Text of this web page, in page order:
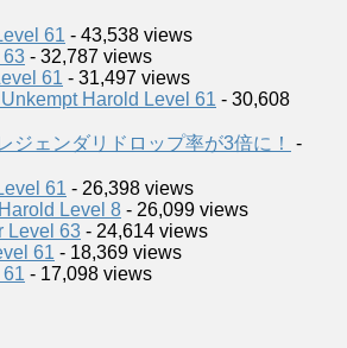
61 - 43,538 views
63 - 32,787 views
61 - 31,497 views
Harold Level 61 - 30,608
ジェンダリドロップ率が3倍に！
-
61 - 26,398 views
Level 8 - 26,099 views
Level 63 - 24,614 views
61 - 18,369 views
- 17,098 views